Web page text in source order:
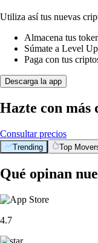
Utiliza así tus nuevas
Almacena tus
Súmate a Level
Paga con tus
Descarga la app
Hazte con más
Consultar precios
Trending Top
Qué opinan
4.7